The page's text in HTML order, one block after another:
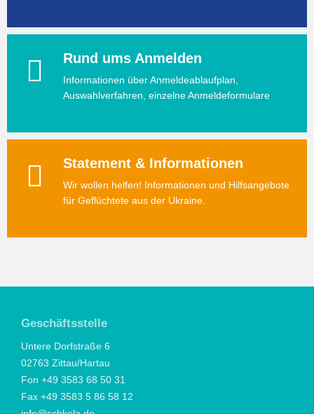
Rund ums Anmelden
Informationen über Anmeldeablaufplan,
Auswahlverfahren, einzelne Anmeldeformulare
Statement & Informationen
Wir wollen helfen! Informationen und Hilfsangebote
für Geflüchtete aus der Ukraine.
Geschäftsstelle
Untere Dorfstraße 6
02763 Zittau/Hartau
Fon +49 3583 68 50 31
Fax +49 3583 5 86 58 12